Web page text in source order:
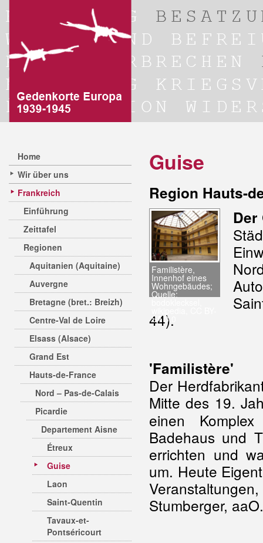
Home
Wir über uns
Frankreich
Einführung
Zeittafel
Regionen
Aquitanien (Aquitaine)
Auvergne
Bretagne (bret.: Breizh)
Centre-Val de Loire
Elsass (Alsace)
Grand Est
Hauts-de-France
Nord – Pas-de-Calais
Picardie
Departement Aisne
Étreux
Guise
Laon
Saint-Quentin
Tavaux-et-
Pontséricourt
Guise
Region Hauts-
Familistère,
Innenhof eines
Wohngebäudes;
Quelle:
SA 3.0
Der
44).
'Familistère'
Der
Mitte des 19.
einen
Badehaus und
errichten und
um. Heute
Stumberger,